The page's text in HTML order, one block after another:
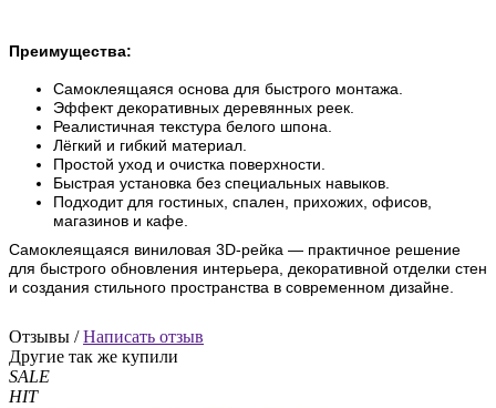
Преимущества:
Самоклеящаяся основа для быстрого монтажа.
Эффект декоративных деревянных реек.
Реалистичная текстура белого шпона.
Лёгкий и гибкий материал.
Простой уход и очистка поверхности.
Быстрая установка без специальных навыков.
Подходит для гостиных, спален, прихожих, офисов,
магазинов и кафе.
Самоклеящаяся виниловая 3D-рейка — практичное решение
для быстрого обновления интерьера, декоративной отделки стен
и создания стильного пространства в современном дизайне.
Отзывы /Написать отзыв
Другие так же купили
SALE
HIT